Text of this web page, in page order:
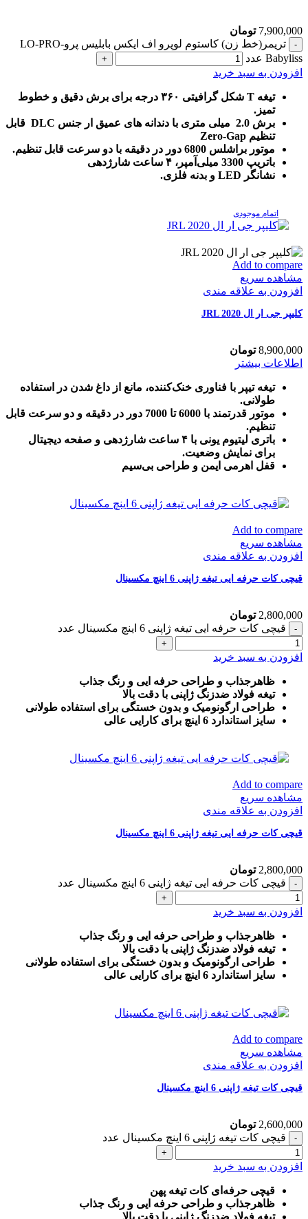
7,900,000 تومان
تریمر(خط زن) کاستوم لوپرو اف ایکس بابلیس پرو-LO-PRO
Babyliss عدد
افزودن به سبد خرید
تیغه T شکل گرافیتی ۳۶۰ درجه برای برش دقیق و خطوط
تمیز.
برش 2.0 میلی متری با دندانه های عمیق ار جنس DLC قابل
تنظیم Zero-Gap
موتور براشلس 6800 دور در دقیقه با دو سرعت قابل تنظیم.
باتریپ 3300 میلی‌آمپر، ۴ ساعت شارژدهی
نشانگر LED و بدنه فلزی.
اتمام موجودی
Add to compare
مشاهده سریع
افزودن به علاقه مندی
کلیپر جی ار ال JRL 2020
8,900,000 تومان
اطلاعات بیشتر
تیغه تیپر با فناوری خنک‌کننده، مانع از داغ شدن در استفاده
طولانی.
موتور قدرتمند با 6000 تا 7000 دور در دقیقه و دو سرعت قابل
تنظیم.
باتری لیتیوم یونی با ۴ ساعت شارژدهی و صفحه دیجیتال
برای نمایش وضعیت.
قفل اهرمی ایمن و طراحی بی‌سیم
Add to compare
مشاهده سریع
افزودن به علاقه مندی
قیچی کات حرفه ایی تیغه ژاپنی 6 اینچ مکسینال
2,800,000 تومان
قیچی کات حرفه ایی تیغه ژاپنی 6 اینچ مکسینال عدد
افزودن به سبد خرید
ظاهرجذاب و طراحی حرفه ایی و رنگ جذاب
تیغه فولاد ضدزنگ ژاپنی با دقت بالا
طراحی ارگونومیک و بدون خستگی برای استفاده طولانی
سایز استاندارد 6 اینچ برای کارایی عالی
Add to compare
مشاهده سریع
افزودن به علاقه مندی
قیچی کات حرفه ایی تیغه ژاپنی 6 اینچ مکسینال
2,800,000 تومان
قیچی کات حرفه ایی تیغه ژاپنی 6 اینچ مکسینال عدد
افزودن به سبد خرید
ظاهرجذاب و طراحی حرفه ایی و رنگ جذاب
تیغه فولاد ضدزنگ ژاپنی با دقت بالا
طراحی ارگونومیک و بدون خستگی برای استفاده طولانی
سایز استاندارد 6 اینچ برای کارایی عالی
Add to compare
مشاهده سریع
افزودن به علاقه مندی
قیچی کات تیغه ژاپنی 6 اینچ مکسینال
2,600,000 تومان
قیچی کات تیغه ژاپنی 6 اینچ مکسینال عدد
افزودن به سبد خرید
قیچی حرفه‌ای کات تیغه پهن
ظاهرجذاب و طراحی حرفه ایی و رنگ جذاب
تیغه فولاد ضدزنگ ژاپنی با دقت بالا